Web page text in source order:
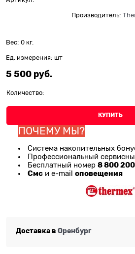
Производитель:
Вес: 0 кг.
Ед. измерения: шт
5 500 руб.
Количество:
КУПИТЬ
ПОЧЕМУ МЫ?
Система накопительных
Профессиональный
Бесплатный номер 8 800
Смс и e-mail оповещения
Доставка в Оренбург